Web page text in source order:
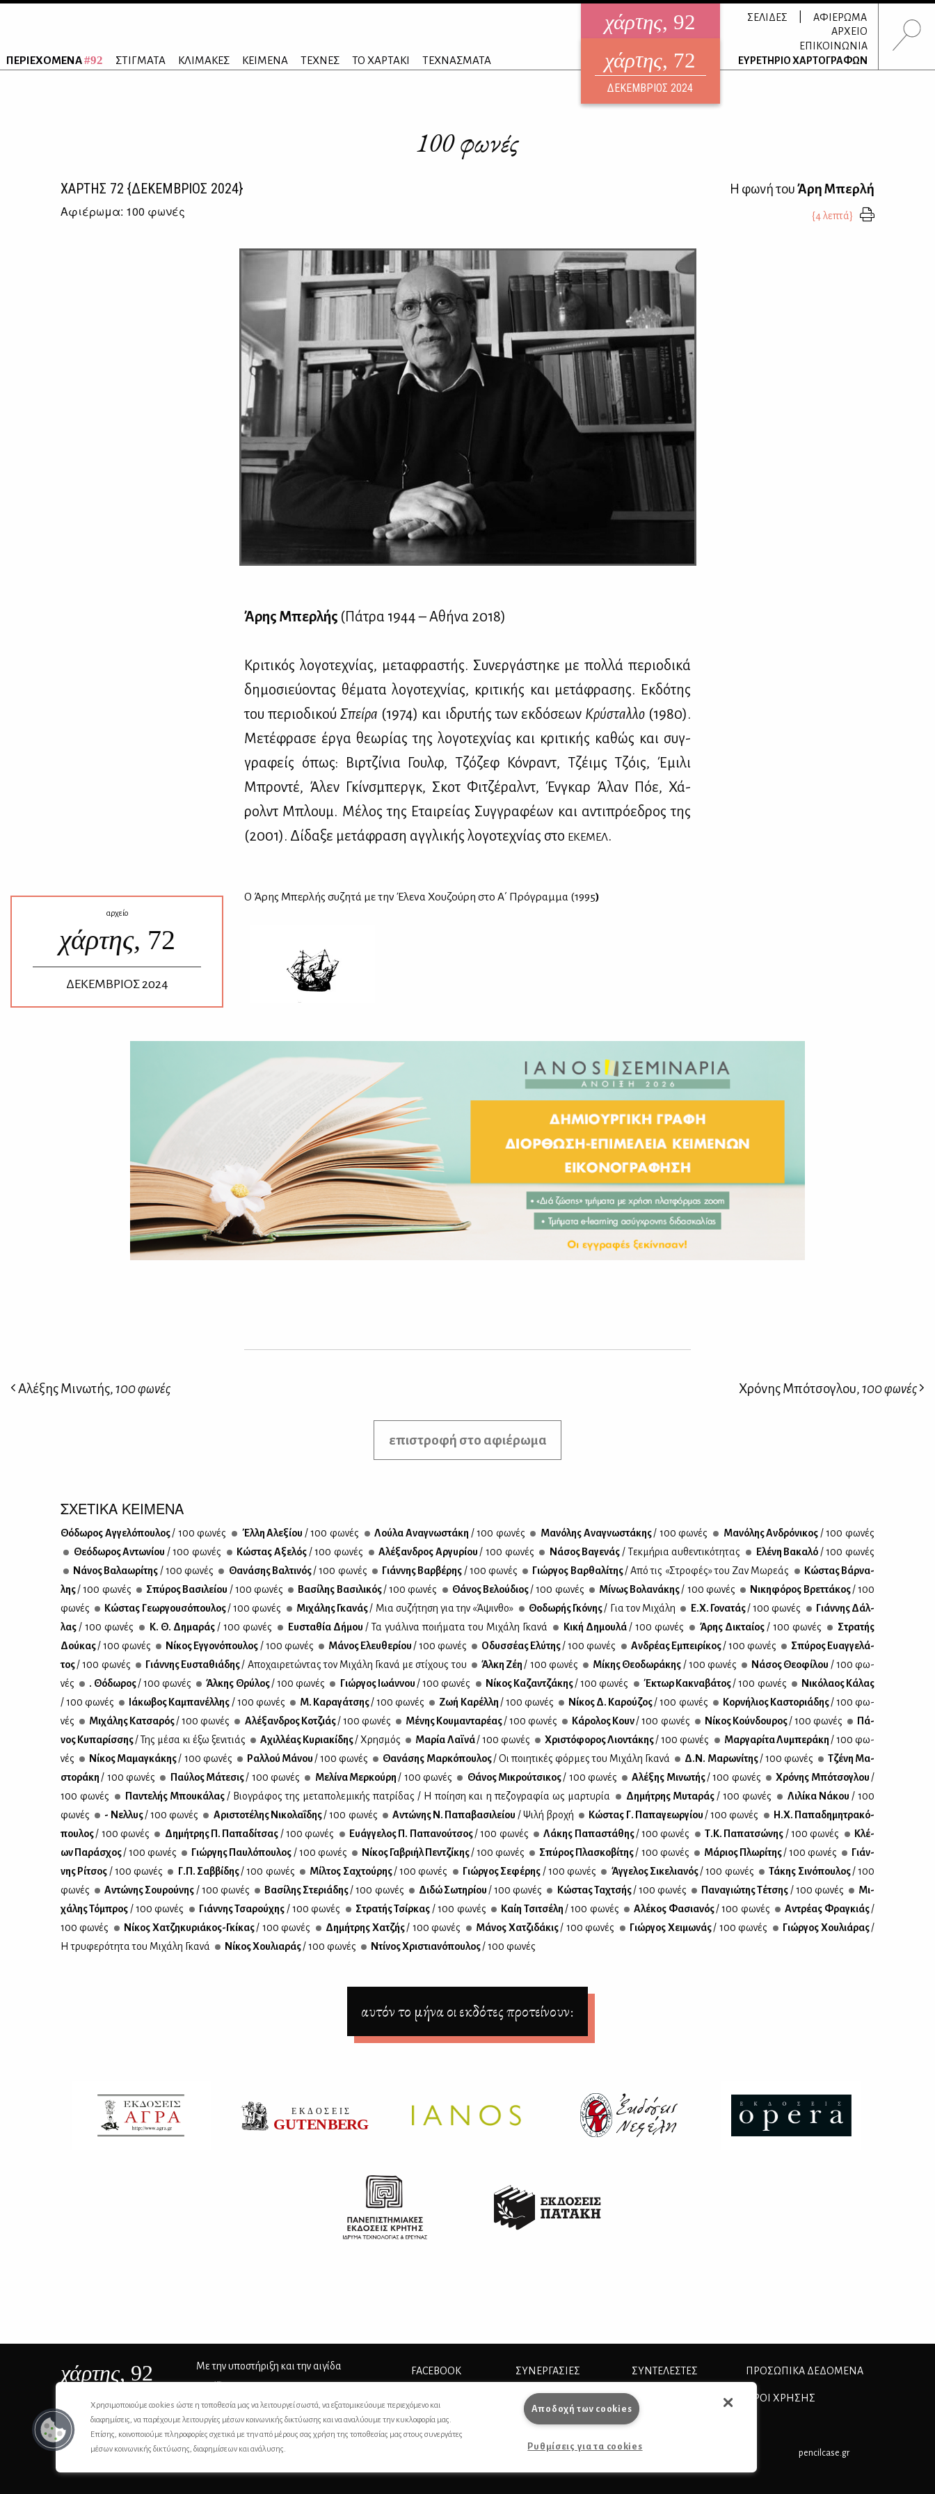
ΠΕΡΙΕΧΟΜΕΝΑ#92 ΣΤΙΓΜΑΤΑ ΚΛΙΜΑΚΕΣ ΚΕΙΜΕΝΑ ΤΕΧΝΕΣ ΤΟ ΧΑΡΤΑΚΙ ΤΕΧΝΑΣΜΑΤΑ
χάρτης, 92
ηλεκτρονικό περιοδικό
ΑΥΓΟΥΣΤΟΣ 2026
χάρτης, 72
ΔΕΚΕΜΒΡΙΟΣ 2024
ΣΕΛΙΔΕΣ
ΑΦΙΕΡΩΜΑ
ΑΡΧΕΙΟ
ΕΠΙΚΟΙΝΩΝΙΑ
ΕΥΡΕΤΗΡΙΟ ΧΑΡΤΟΓΡΑΦΩΝ
100 φωνές
ΧΑΡΤΗΣ 72 {ΔΕΚΕΜΒΡΙΟΣ 2024}
Αφιέρωμα: 100 φωνές
Η φωνή τουΆρη Μπερλή
{4 λεπτά}
αρχείο
χάρτης, 72
ΔΕΚΕΜΒΡΙΟΣ 2024
Άρης Μπερ­λής (Πά­τρα 1944 – Αθή­να 2018)
Κρι­τι­κός λο­γο­τε­χνί­ας, με­τα­φρα­στής. Συ­νερ­γά­στη­κε με πολ­λά πε­ριο­δι­κά
δη­μο­σιεύ­ο­ντας θέ­μα­τα λο­γο­τε­χνί­ας, κρι­τι­κής και με­τά­φρα­σης. Εκ­δό­της
του πε­ριο­δι­κούΣπεί­ρα (1974) και ιδρυ­τής των εκ­δό­σε­ων Κρύ­σταλ­λο(1980).
Με­τέ­φρα­σε έρ­γα θε­ω­ρί­ας της λο­γο­τε­χνί­ας και κρι­τι­κής κα­θώς και συγ­
γρα­φείς όπως: Βιρ­τζί­νια Γουλφ, Τζό­ζεφ Κόν­ραντ, Τζέιμς Τζόις, Έμι­λι
Μπρο­ντέ, Άλεν Γκίν­σμπεργκ, Σκοτ Φι­τζέ­ραλντ, Έν­γκαρ Άλαν Πόε, Χά­
ρολντ Μπλουμ. Μέ­λος της Εται­ρεί­ας Συγ­γρα­φέ­ων και αντι­πρό­ε­δρος της
(2001). Δί­δα­ξε με­τά­φρα­ση αγ­γλι­κής λο­γο­τε­χνί­ας στο ΕΚΕ­ΜΕΛ.
Ο Άρης Μπερ­λής συ­ζη­τά με την Έλε­να Χου­ζού­ρη στο Α΄ Πρό­γραμ­μα (1995)
Αλέξης Μινωτής,100 φωνές Χρόνης Μπότσογλου,100 φωνές
επιστροφή στο αφιέρωμα
ΣΧΕΤΙΚΑ ΚΕΙΜΕΝΑ
Θό­δω­ρος Αγ­γε­λό­που­λος/ 100 φω­νές Έλ­λη Αλε­ξί­ου / 100 φω­νές Λού­λα Ανα­γνω­στά­κη / 100 φω­νές Μα­νό­λης Ανα­γνω­στά­κης/ 100 φω­νές Μα­νό­λης Αν­δρό­νι­κος/ 100 φω­νές
Θε­ό­δω­ρος Αντω­νί­ου / 100 φω­νές Κώ­στας Αξε­λός/ 100 φω­νές Αλέ­ξαν­δρος Αρ­γυ­ρί­ου/ 100 φω­νές Νά­σος Βα­γε­νάς/ Τεκ­μή­ρια αυ­θε­ντι­κό­τη­τας Ελέ­νη Βα­κα­λό/ 100 φω­νές
Νά­νος Βα­λα­ω­ρί­της/ 100 φω­νές Θα­νά­σης Βαλ­τι­νός/ 100 φω­νές Γιάν­νης Βαρ­βέ­ρης/ 100 φω­νές Γιώρ­γος Βαρ­θα­λί­της/ Από τις «Στρο­φές» του Ζαν Μω­ρε­άς
Κώ­στας Βάρ­να­
λης/ 100 φω­νές Σπύ­ρος Βα­σι­λεί­ου / 100 φω­νές Βα­σί­λης Βα­σι­λι­κός/ 100 φω­νές Θά­νος Βε­λού­διος/ 100 φω­νές Μί­νως Βο­λα­νά­κης/ 100 φω­νές Νι­κη­φό­ρος Βρετ­τά­κος/ 100
φω­νές
Κώ­στας Γε­ωρ­γου­σό­που­λος/ 100 φω­νές Μι­χά­λης Γκα­νάς/ Μια συ­ζή­τη­ση για την «Άψιν­θο» Θο­δω­ρής Γκό­νης/ Για τον Μι­χά­λη Ε.Χ. Γο­να­τάς/ 100 φω­νές
Γιάν­νης Δάλ­
λας/ 100 φω­νές Κ. Θ. Δη­μα­ράς/ 100 φω­νές Ευ­στα­θία Δή­μου / Τα γυά­λι­να ποι­ή­μα­τα του Μι­χά­λη Γκα­νά Κι­κή Δη­μου­λά/ 100 φω­νές Άρης Δι­κταί­ος/ 100 φω­νές
Στρα­τής
Δού­κας/ 100 φω­νές Νί­κος Εγ­γο­νό­που­λος/ 100 φω­νές Μά­νος Ελευ­θε­ρί­ου/ 100 φω­νές Οδυσ­σέ­ας Ελύ­της/ 100 φω­νές Αν­δρέ­ας Εμπει­ρί­κος/ 100 φω­νές
Σπύ­ρος Ευαγ­γε­λά­
τος/ 100 φω­νές Γιάν­νης Ευ­στα­θιά­δης/ Απο­χαι­ρε­τώ­ντας τον Μι­χά­λη Γκα­νά με στί­χους του Άλ­κη Ζέη/ 100 φω­νές Μί­κης Θε­ο­δω­ρά­κης/ 100 φω­νές Νά­σος Θε­ο­φί­λου / 100 φω­
νές
. Θό­δω­ρος/ 100 φω­νές Άλ­κης Θρύ­λος/ 100 φω­νές Γιώρ­γος Ιω­άν­νου/ 100 φω­νές Νί­κος Κα­ζαν­τζά­κης/ 100 φω­νές Έκτωρ Κα­κνα­βά­τος/ 100 φω­νές
Νι­κό­λα­ος Κά­λας
/ 100 φω­νές
Ιά­κω­βος Κα­μπα­νέλ­λης/ 100 φω­νές Μ. Κα­ρα­γά­τσης/ 100 φω­νές Ζωή Κα­ρέλ­λη/ 100 φω­νές Νί­κος Δ. Κα­ρού­ζος/ 100 φω­νές Κορ­νή­λιος Κα­στο­ριά­δης/ 100 φω­
νές
Μι­χά­λης Κα­τσα­ρός/ 100 φω­νές Αλέ­ξαν­δρος Κο­τζιάς/ 100 φω­νές Μέ­νης Κου­μα­ντα­ρέ­ας/ 100 φω­νές Κά­ρο­λος Κουν/ 100 φω­νές Νί­κος Κούν­δου­ρος/ 100 φω­νές
Πά­
νος Κυ­πα­ρίσ­σης/ Της μέ­σα κι έξω ξε­νι­τιάς Αχιλ­λέ­ας Κυ­ρια­κί­δης/ Χρη­σμός Μα­ρία Λαϊ­νά/ 100 φω­νές Χρι­στό­φο­ρος Λιο­ντά­κης/ 100 φω­νές Μαρ­γα­ρί­τα Λυ­μπε­ρά­κη/ 100 φω­
νές
Νί­κος Μα­μα­γκά­κης/ 100 φω­νές Ραλ­λού Μά­νου/ 100 φω­νές Θα­νά­σης Μαρ­κό­που­λος/ Οι ποι­η­τι­κές φόρ­μες του Μι­χά­λη Γκα­νά Δ.Ν. Μα­ρω­νί­της/ 100 φω­νές
Τζέ­νη Μα­
στο­ρά­κη/ 100 φω­νές Παύ­λος Μά­τε­σις/ 100 φω­νές Με­λί­να Μερ­κού­ρη/ 100 φω­νές Θά­νος Μι­κρού­τσι­κος/ 100 φω­νές Αλέ­ξης Μι­νω­τής/ 100 φω­νές Χρό­νης Μπό­τσο­γλου/
100 φω­νές
Πα­ντε­λής Μπου­κά­λας/ Βιο­γρά­φος της με­τα­πο­λε­μι­κής πα­τρί­δας / Η ποί­η­ση και η πε­ζο­γρα­φία ως μαρ­τυ­ρία Δη­μή­τρης Μυ­τα­ράς/ 100 φω­νές Λι­λί­κα Νά­κου/ 100
φω­νές
- Νελ­λυς/ 100 φω­νές Αρι­στο­τέ­λης Νι­κο­λα­ΐ­δης/ 100 φω­νές Αντώ­νης Ν. Πα­πα­βα­σι­λεί­ου / Ψι­λή βρο­χή Κώ­στας Γ. Πα­πα­γε­ωρ­γί­ου/ 100 φω­νές
Η.Χ. Πα­πα­δη­μη­τρα­κό­
που­λος/ 100 φω­νές Δη­μή­τρης Π. Πα­πα­δί­τσας/ 100 φω­νές Ευάγ­γε­λος Π. Πα­πα­νού­τσος/ 100 φω­νές Λά­κης Πα­πα­στά­θης/ 100 φω­νές Τ.Κ. Πα­πα­τσώ­νης/ 100 φω­νές
Κλέ­
ων Πα­ρά­σχος/ 100 φω­νές Γιώρ­γης Παυ­λό­που­λος/ 100 φω­νές Νί­κος Γα­βρι­ήλ Πεν­τζί­κης/ 100 φω­νές Σπύ­ρος Πλα­σκο­βί­της/ 100 φω­νές Μά­ριος Πλω­ρί­της/ 100 φω­νές
Γιάν­
νης Ρί­τσος/ 100 φω­νές Γ.Π. Σαβ­βί­δης/ 100 φω­νές Μίλ­τος Σα­χτού­ρης/ 100 φω­νές Γιώρ­γος Σε­φέ­ρης/ 100 φω­νές Άγ­γε­λος Σι­κε­λια­νός/ 100 φω­νές Τά­κης Σι­νό­που­λος/ 100
φω­νές
Αντώ­νης Σου­ρού­νης/ 100 φω­νές Βα­σί­λης Στε­ριά­δης/ 100 φω­νές Δι­δώ Σω­τη­ρί­ου/ 100 φω­νές Κώ­στας Τα­χτσής/ 100 φω­νές Πα­να­γιώ­της Τέ­τσης/ 100 φω­νές
Μι­
χά­λης Τό­μπρος/ 100 φω­νές Γιάν­νης Τσα­ρού­χης/ 100 φω­νές Στρα­τής Τσίρ­κας/ 100 φω­νές Καίη Τσι­τσέ­λη/ 100 φω­νές Αλέ­κος Φα­σια­νός/ 100 φω­νές Αντρέ­ας Φρα­γκιάς/
100 φω­νές
Νί­κος Χα­τζη­κυ­ριά­κος-Γκί­κας/ 100 φω­νές Δη­μή­τρης Χα­τζής/ 100 φω­νές Μά­νος Χα­τζι­δά­κις/ 100 φω­νές Γιώρ­γος Χει­μω­νάς/ 100 φω­νές Γιώρ­γος Χου­λιά­ρας/
Η τρυ­φε­ρό­τη­τα του Μι­χά­λη Γκα­νά
Νί­κος Χου­λια­ράς/ 100 φω­νές Ντί­νος Χρι­στια­νό­που­λος/ 100 φω­νές
αυτόν το μήνα οι εκδότες προτείνουν:
χάρτης, 92
ΙSSN 2732-8279
Με την υποστήριξη και την αιγίδα FACEBOOK ΣΥΝΕΡΓΑΣΊΕΣ
ΔΙΑΦΗΜΙΣΗ
ΕΠΙΚΟΙΝΩΝΙΑ
ΣΥΝΤΕΛΕΣΤΕΣ
ΤΑΥΤΟΤΗΤΑ
ΠΡΟΣΩΠΙΚΆ ΔΕΔΟΜΈΝΑ
ΟΡΟΙ ΧΡΗΣΗΣ
pencilcase.gr
Χρησιμοποιούμε cookies ώστε η τοποθεσία μας να λειτουργεί σωστά, να εξατομικεύουμε περιεχόμενο και
διαφημίσεις, να παρέχουμε λειτουργίες μέσων κοινωνικής δικτύωσης και να αναλύουμε την κυκλοφορία μας.
Επίσης, κοινοποιούμε πληροφορίες σχετικά με την από μέρους σας χρήση της τοποθεσίας μας στους συνεργάτες
μέσων κοινωνικής δικτύωσης, διαφημίσεων και ανάλυσης.
Αποδοχή των cookies
Ρυθμίσεις για τα cookies